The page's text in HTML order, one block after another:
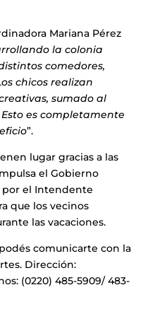
Mariana Pérez
la colonia
comedores,
chicos realizan
sumado al
es completamente
”.
lugar gracias a las
el Gobierno
por el Intendente
que los vecinos
las vacaciones.
comunicarte con la
Dirección:
(0220) 485-5909/ 483-